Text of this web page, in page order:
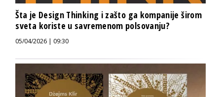
Šta je Design Thinking i zašto ga kompanije širom
sveta koriste u savremenom polsovanju?
05/04/2026 | 09:30